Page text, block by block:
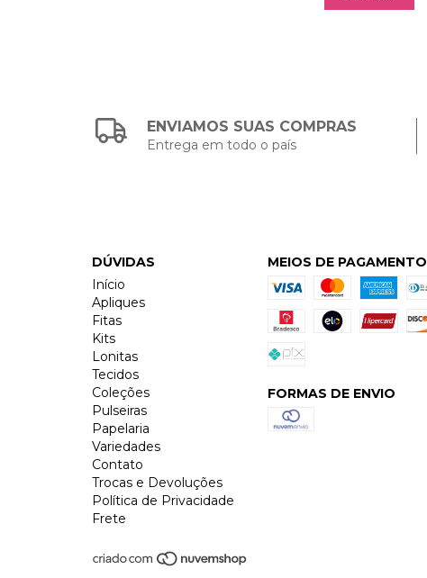
ENVIAMOS SUAS COMPRAS
Entrega em todo o país
DÚVIDAS
Início
Apliques
Fitas
Kits
Lonitas
Tecidos
Coleções
Pulseiras
Papelaria
Variedades
Contato
Trocas e Devoluções
Política de Privacidade
Frete
MEIOS DE PAGAMENTO
FORMAS DE ENVIO